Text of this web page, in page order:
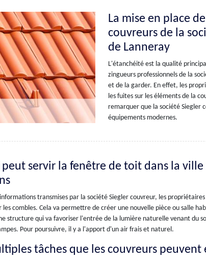
La mise en place
couvreurs de la
de Lanneray
L'étanchéité est la qualité
zingueurs professionnels de la
et de la garder. En effet, les
les fuites sur les éléments de la
remarquer que la société Siegler
équipements modernes.
servir la fenêtre de toit dans la ville
transmises par la société Siegler couvreur, les
les combles. Cela va permettre de créer une nouvelle pièce ou salle
structure qui va favoriser l'entrée de la lumière naturelle venant du
Pour poursuivre, il y a l'apport d'un air frais et naturel.
tâches que les couvreurs peuvent